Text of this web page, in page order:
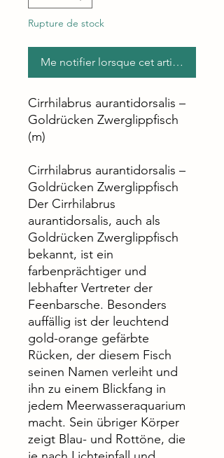
Rupture de stock
Me notifier lorsque cet article est
Cirrhilabrus aurantidorsalis –
Goldrücken Zwerglippfisch
(m)
Cirrhilabrus aurantidorsalis –
Goldrücken Zwerglippfisch
Der Cirrhilabrus
aurantidorsalis, auch als
Goldrücken Zwerglippfisch
bekannt, ist ein
farbenprächtiger und
lebhafter Vertreter der
Feenbarsche. Besonders
auffällig ist der leuchtend
gold-orange gefärbte
Rücken, der diesem Fisch
seinen Namen verleiht und
ihn zu einem Blickfang in
jedem Meerwasseraquarium
macht. Sein übriger Körper
zeigt Blau- und Rottöne, die